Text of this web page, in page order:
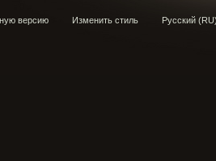
версию Изменить стиль Русский